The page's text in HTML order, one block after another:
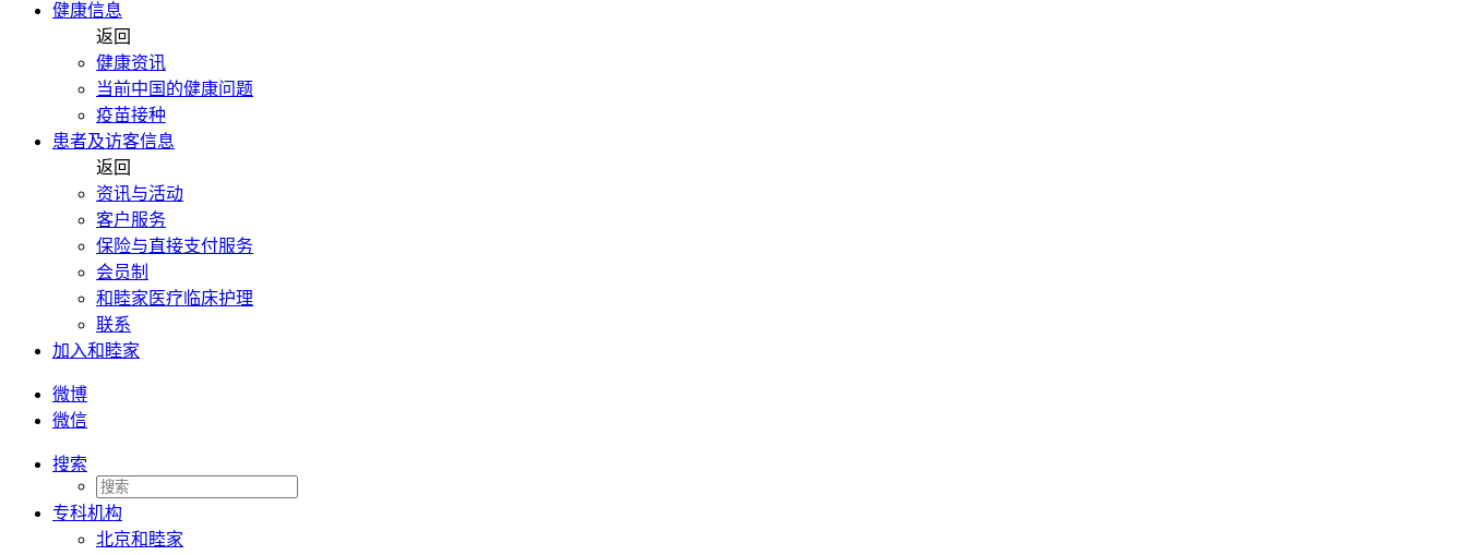
健康信息
返回
健康资讯
当前中国的健康问题
疫苗接种
患者及访客信息
返回
资讯与活动
客户服务
保险与直接支付服务
会员制
和睦家医疗临床护理
联系
加入和睦家
微博
微信
搜索
专科机构
北京和睦家